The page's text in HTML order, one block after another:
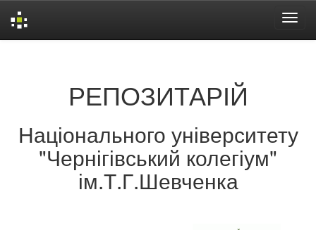
РЕПОЗИТАРІЙ
Національного університету
"Чернігівський колегіум"
ім.Т.Г.Шевченка